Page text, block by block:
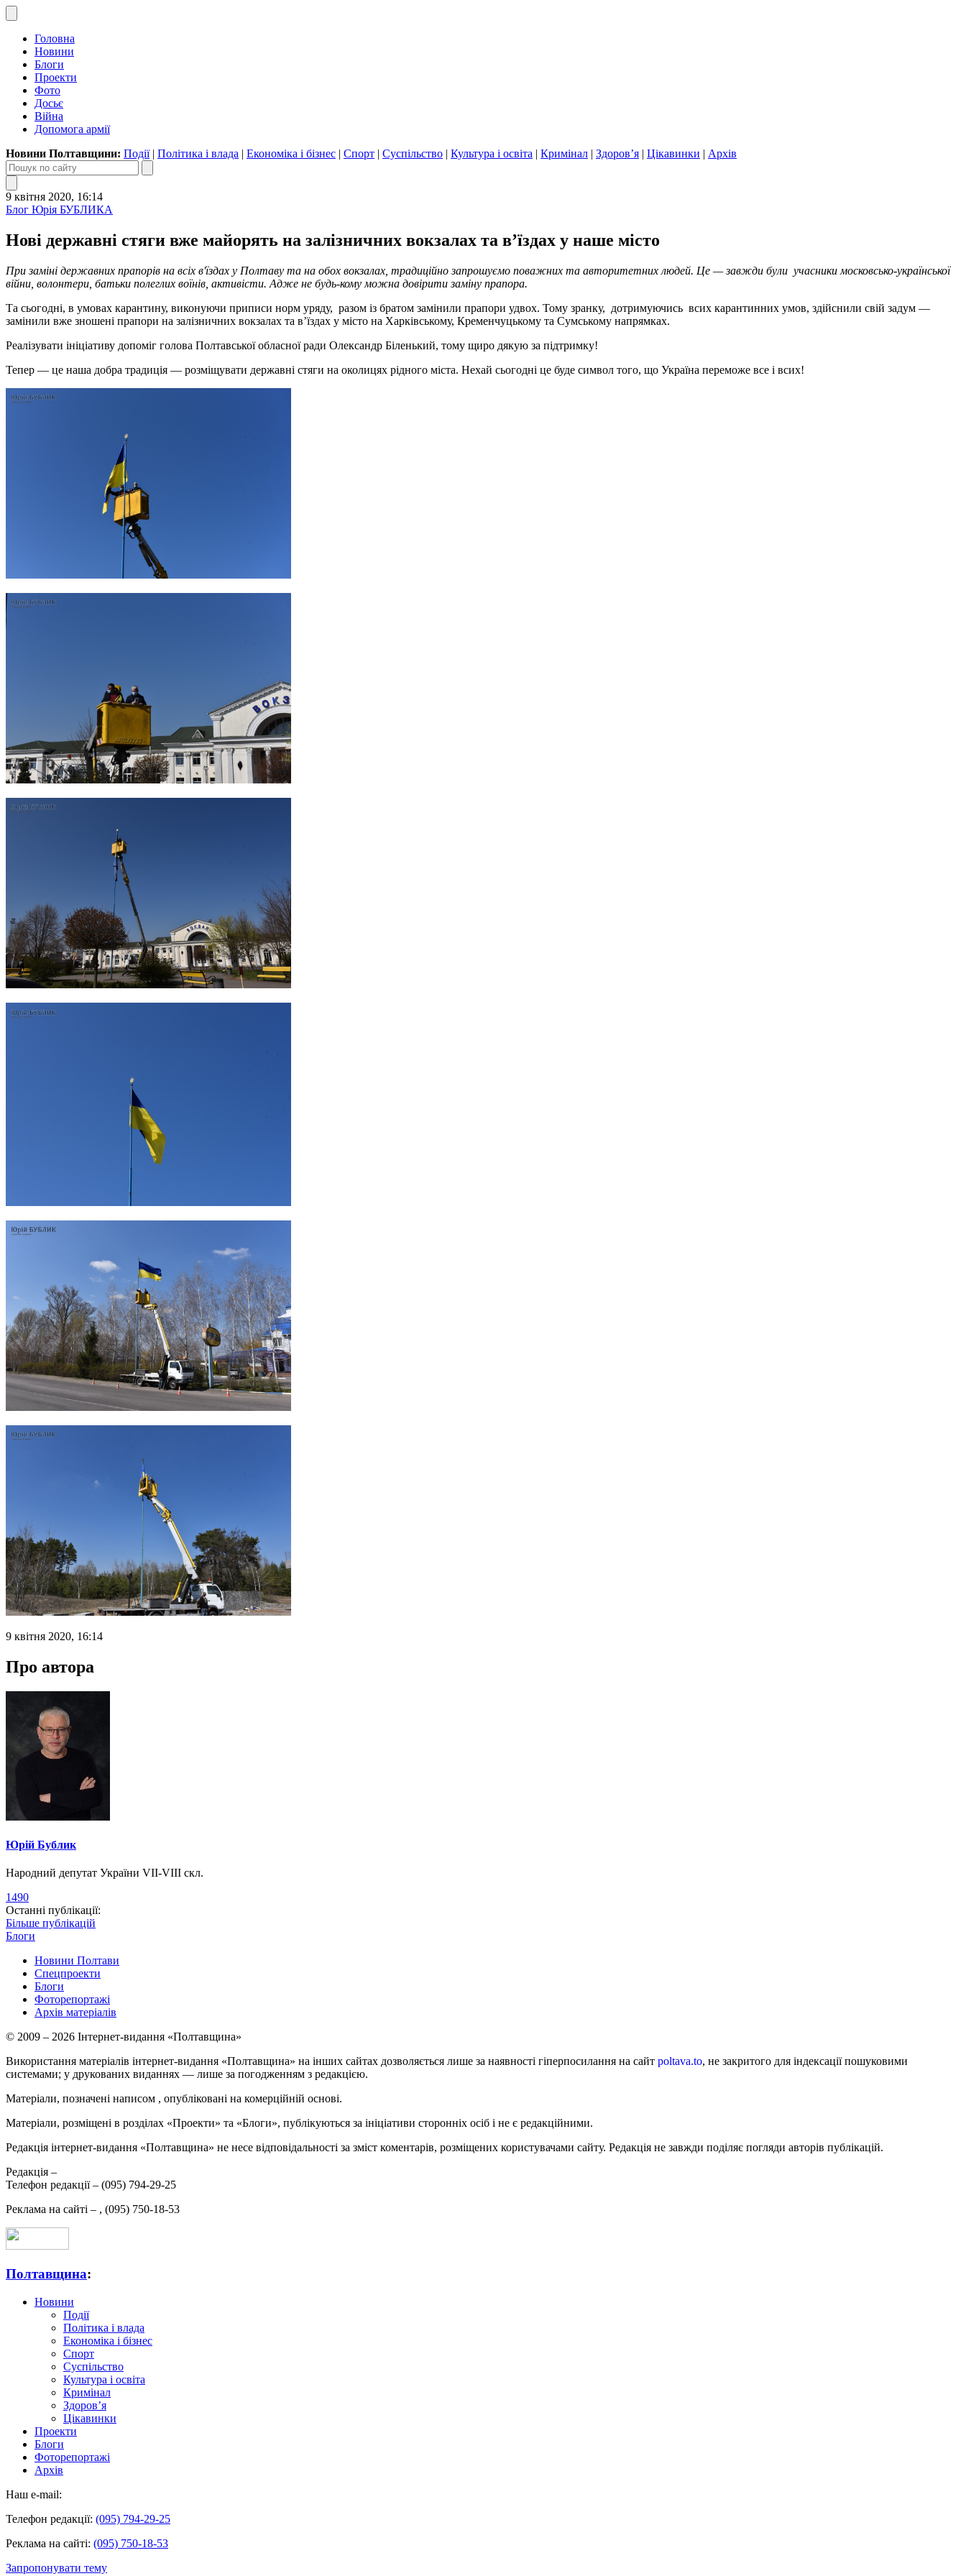
Головна
Новини
Блоги
Проекти
Фото
Досьє
Війна
Допомога армії
Новини Полтавщини: Події| Політика і влада | Економіка і бізнес | Спорт | Суспільство | Культура і освіта | Кримінал | Здоров’я | Цікавинки | Архів
9 квітня 2020, 16:14
Блог Юрія БУБЛИКА
Нові державні стяги вже майорять на залізничних вокзалах та в’їздах у наше місто
При заміні державних прапорів на всіх в'їздах у Полтаву та на обох вокзалах, традиційно запрошуємо поважних та авторитетних людей. Це — завжди були учасники московсько-української
війни , волонтери, батьки полеглих воїнів, активісти. Адже не будь-кому можна довірити заміну прапора.
Та сьогодні, в умовах карантину, виконуючи приписи норм уряду, разом із братом замінили прапори удвох. Тому зранку, дотримуючись всих карантинних умов, здійснили свій задум —
замінили вже зношені прапори на залізничних вокзалах та в’їздах у місто на Харківському, Кременчуцькому та Сумському напрямках.
Реалізувати ініціативу допоміг голова Полтавської обласної ради Олександр Біленький, тому щиро дякую за підтримку!
Тепер — це наша добра традиція — розміщувати державні стяги на околицях рідного міста. Нехай сьогодні це буде символ того, що Україна переможе все і всих!
9 квітня 2020, 16:14
Про автора
Юрій Бублик
Народний депутат України VII-VIII скл.
1490
Останні публікації:
Більше публікацій
Блоги
Новини Полтави
Спецпроекти
Блоги
Фоторепортажі
Архів матеріалів
© 2009 – 2026 Інтернет-видання «Полтавщина»
Використання матеріалів інтернет-видання «Полтавщина» на інших сайтах дозволяється лише за наявності гіперпосилання на сайт poltava.to, не закритого для індексації пошуковими
системами; у друкованих виданнях — лише за погодженням з редакцією.
Матеріали, позначені написом , опубліковані на комерційній основі.
Матеріали, розміщені в розділах «Проекти» та «Блоги», публікуються за ініціативи сторонніх осіб і не є редакційними.
Редакція інтернет-видання «Полтавщина» не несе відповідальності за зміст коментарів, розміщених користувачами сайту. Редакція не завжди поділяє погляди авторів публікацій.
Редакція –
Телефон редакції – (095) 794-29-25
Реклама на сайті – , (095) 750-18-53
Полтавщина:
Новини
Події
Політика і влада
Економіка і бізнес
Спорт
Суспільство
Культура і освіта
Кримінал
Здоров’я
Цікавинки
Проекти
Блоги
Фоторепортажі
Архів
Наш e-mail:
Телефон редакції: (095) 794-29-25
Реклама на сайті: (095) 750-18-53
Запропонувати тему